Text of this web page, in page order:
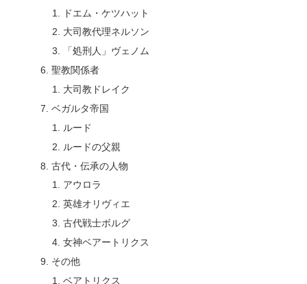
ドエム・ケツハット
大司教代理ネルソン
「処刑人」ヴェノム
聖教関係者
大司教ドレイク
ベガルタ帝国
ルード
ルードの父親
古代・伝承の人物
アウロラ
英雄オリヴィエ
古代戦士ボルグ
女神ベアートリクス
その他
ベアトリクス